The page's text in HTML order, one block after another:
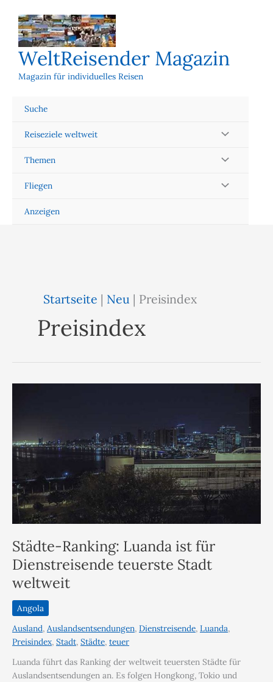
Inhalt
springen
WeltReisender Magazin
Magazin für individuelles Reisen
Suche
Reiseziele weltweit
Themen
Fliegen
Anzeigen
Startseite | Neu | Preisindex
Preisindex
Städte-Ranking: Luanda ist für
Dienstreisende teuerste Stadt
weltweit
Angola
Ausland, Auslandsentsendungen, Dienstreisende, Luanda,
Preisindex, Stadt, Städte, teuer
Luanda führt das Ranking der weltweit teuersten Städte für
Auslandsentsendungen an. Es folgen Hongkong, Tokio und